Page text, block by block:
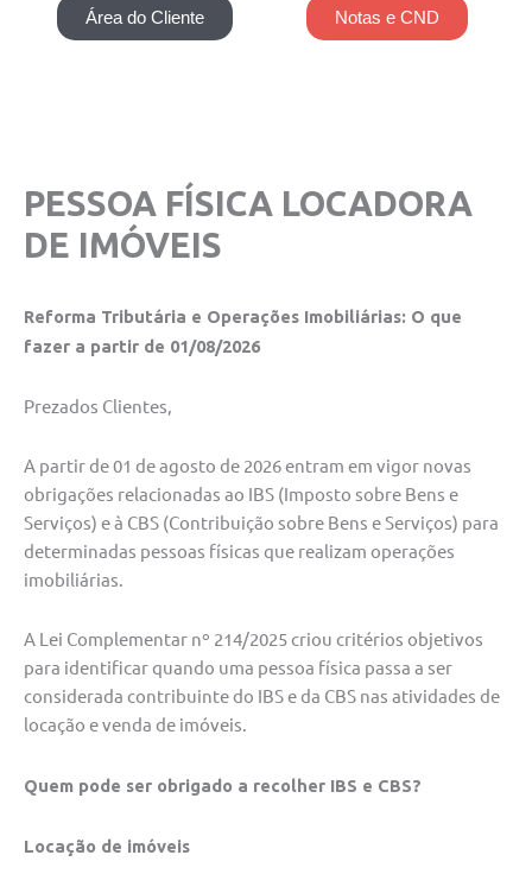
Área do Cliente Notas e CND
PESSOA FÍSICA LOCADORA
DE IMÓVEIS
Reforma Tributária e Operações Imobiliárias: O que
fazer a partir de 01/08/2026
Prezados Clientes,
A partir de 01 de agosto de 2026 entram em vigor novas
obrigações relacionadas ao IBS (Imposto sobre Bens e
Serviços) e à CBS (Contribuição sobre Bens e Serviços) para
determinadas pessoas físicas que realizam operações
imobiliárias.
A Lei Complementar nº 214/2025 criou critérios objetivos
para identificar quando uma pessoa física passa a ser
considerada contribuinte do IBS e da CBS nas atividades de
locação e venda de imóveis.
Quem pode ser obrigado a recolher IBS e CBS?
Locação de imóveis